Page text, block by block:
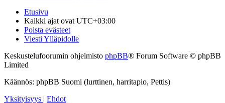
Etusivu
Kaikki ajat ovatUTC+03:00
Poista evästeet
Viesti Ylläpidolle
Keskustelufoorumin ohjelmisto phpBB® Forum Software © phpBB
Limited
Käännös: phpBB Suomi (lurttinen, harritapio, Pettis)
Yksityisyys
Ehdot